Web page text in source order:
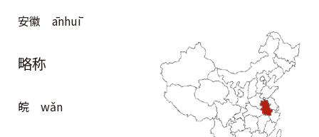
安徽 ānhuī
略称
皖 wǎn